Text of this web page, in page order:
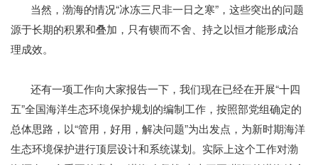
当然，渤海的情况“冰冻三尺非一日之寒”，这些突出的问题
源于长期的积累和叠加，只有锲而不舍、持之以恒才能形成治
理成效。
还有一项工作向大家报告一下，我们现在已经在开展“十四
五”全国海洋生态环境保护规划的编制工作，按照部党组确定的
总体思路，以“管用，好用，解决问题”为出发点，为新时期海洋
生态环境保护进行顶层设计和系统谋划。实际上这个工作对渤